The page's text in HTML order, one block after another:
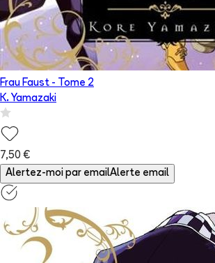
Frau Faust - Tome 2
K. Yamazaki
7,50 €
Alertez-moi par emailAlerte email